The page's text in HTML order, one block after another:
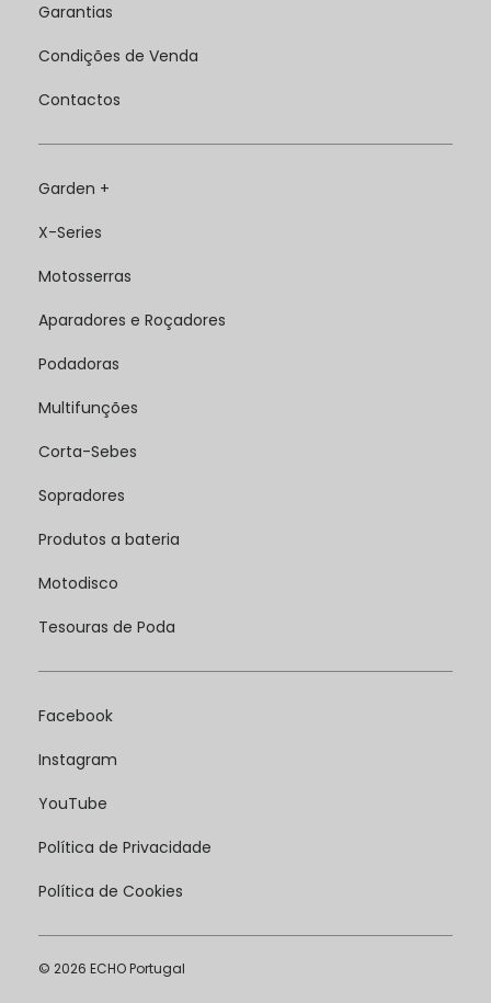
Garantias
Condições de Venda
Contactos
Garden +
X-Series
Motosserras
Aparadores e Roçadores
Podadoras
Multifunções
Corta-Sebes
Sopradores
Produtos a bateria
Motodisco
Tesouras de Poda
Facebook
Instagram
YouTube
Política de Privacidade
Política de Cookies
© 2026 ECHO Portugal